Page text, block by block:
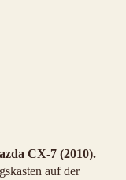
CX-7 (2010).
auf der